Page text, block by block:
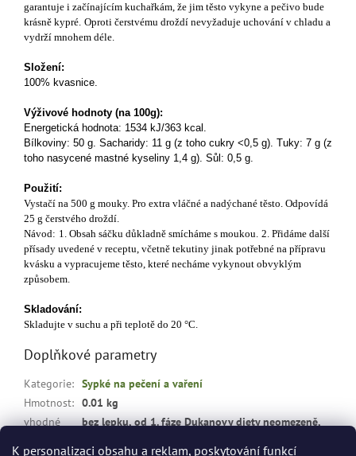
K personalizaci obsahu a reklam, poskytování funkcí
garantuje i začínajícím kuchařkám, že jim těsto vykyne a pečivo bude
krásně kypré. Oproti čerstvému droždí nevyžaduje uchování v chladu a
vydrží mnohem déle.
Složení:
100% kvasnice.
Výživové hodnoty (na 100g):
Energetická hodnota: 1534 kJ/363 kcal.
Bílkoviny: 50 g. Sacharidy: 11 g (z toho cukry <0,5 g). Tuky: 7 g (z
toho nasycené mastné kyseliny 1,4 g). Sůl: 0,5 g.
Použití:
Vystačí na 500 g mouky. Pro extra vláčné a nadýchané těsto. Odpovídá
25 g čerstvého droždí.
Návod: 1. Obsah sáčku důkladně smícháme s moukou. 2. Přidáme další
přísady uvedené v receptu, včetně tekutiny jinak potřebné na přípravu
kvásku a vypracujeme těsto, které necháme vykynout obvyklým
způsobem.
Skladování:
Skladujte v suchu a při teplotě do 20 °C.
Doplňkové parametry
Kategorie: Sypké na pečení a vaření
Hmotnost: 0.01 kg
vhodné
bez lepku, od 1. fáze Dukanovy diety neomezeně,